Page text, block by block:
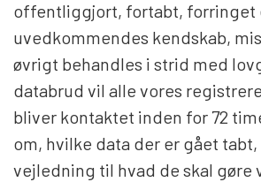
offentliggjort, fortabt, forringet
uvedkommendes kendskab,
øvrigt behandles i strid med
databrud vil alle vores
bliver kontaktet inden for 72
om, hvilke data der er gået tabt,
vejledning til hvad de skal gøre